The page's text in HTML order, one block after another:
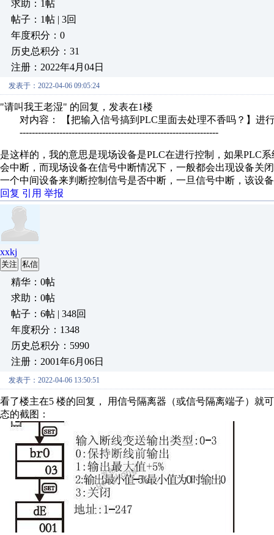
求助：1帖
帖子：1帖 | 3回
年度积分：0
历史总积分：31
注册：2022年4月04日
发表于：2022-04-06 09:05:24
"请叫我王老湿" 的回复，发表在1楼
对内容： 【把输入信号搞到PLC里面去处理不香吗？】进
-----------------------------------------------------------------
是这样的，我的意思是现场设备是PLC在进行控制，如果PLC
会中断，而现场设备在信号中断情况下，一般都会出现设备关
一个中间设备来判断控制信号是否中断，一旦信号中断，该设
回复 引用 举报
xxkj
关注 私信
精华：0帖
求助：0帖
帖子：6帖 | 348回
年度积分：1348
历史总积分：5990
注册：2001年6月06日
发表于：2022-04-06 13:50:51
看了楼主在5 楼的回复， 用信号隔离器（或信号隔离端子）就
态的截图：